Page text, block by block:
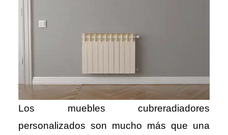
Los muebles cubreradiadores
personalizados son mucho más que una